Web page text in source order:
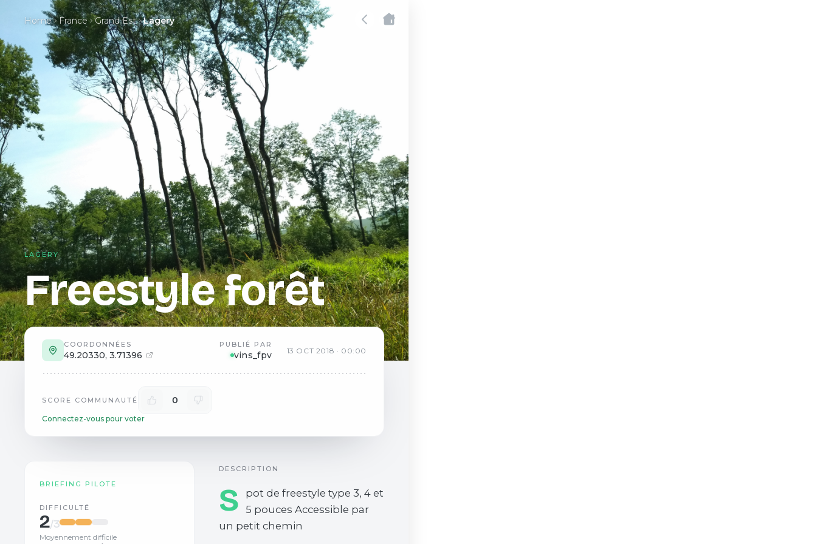
Home France Grand Est Lagery
LAGERY
Freestyle forêt
COORDONNÉES
49.20330, 3.71396
PUBLIÉ PAR
vins_fpv 13 OCT 2018 · 00:00
SCORE COMMUNAUTÉ 0
Connectez-vous pour voter
BRIEFING PILOTE
DIFFICULTÉ
2/3
Moyennement difficile
DESCRIPTION
S
pot de freestyle type 3, 4 et
5 pouces Accessible par
un petit chemin